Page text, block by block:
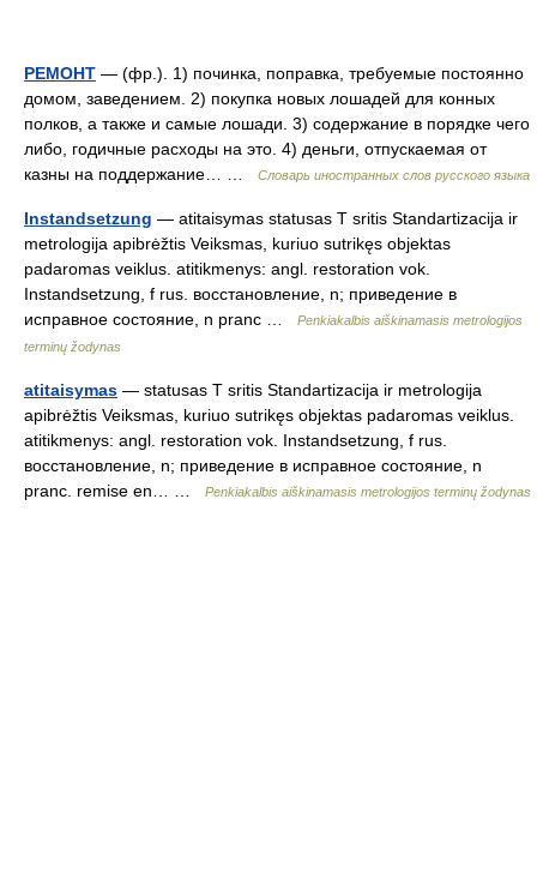
РЕМОНТ — (фр.). 1) починка, поправка, требуемые постоянно
домом, заведением. 2) покупка новых лошадей для конных
полков, а также и самые лошади. 3) содержание в порядке чего
либо, годичные расходы на это. 4) деньги, отпускаемая от
казны на поддержание… …
Словарь иностранных слов русского языка
Instandsetzung — atitaisymas statusas T sritis Standartizacija ir
metrologija apibrėžtis Veiksmas, kuriuo sutrikęs objektas
padaromas veiklus. atitikmenys: angl. restoration vok.
Instandsetzung, f rus. восстановление, n; приведение в
исправное состояние, n pranc …
Penkiakalbis aiškinamasis metrologijos
terminų žodynas
atitaisymas — statusas T sritis Standartizacija ir metrologija
apibrėžtis Veiksmas, kuriuo sutrikęs objektas padaromas veiklus.
atitikmenys: angl. restoration vok. Instandsetzung, f rus.
восстановление, n; приведение в исправное состояние, n
pranc. remise en… …
Penkiakalbis aiškinamasis metrologijos terminų žodynas